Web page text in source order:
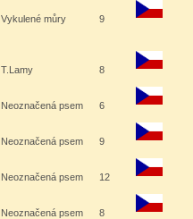
Vykulené můry 9
T.Lamy 8
Neoznačená psem 6
Neoznačená psem 9
Neoznačená psem 12
Neoznačená psem 8